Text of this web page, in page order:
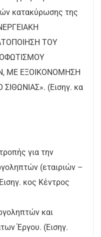
κατακύρωσης της
TOY
ΜΕ ΕΞΟΙΚΟΝΟΜΗΣΗ
(Εισηγ. κα
για την
(εταιριών –
κος Κέντρος
και
Έργου. (Εισηγ.